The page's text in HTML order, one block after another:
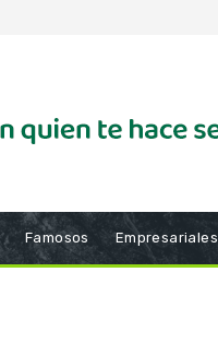
Famosos Empresariales